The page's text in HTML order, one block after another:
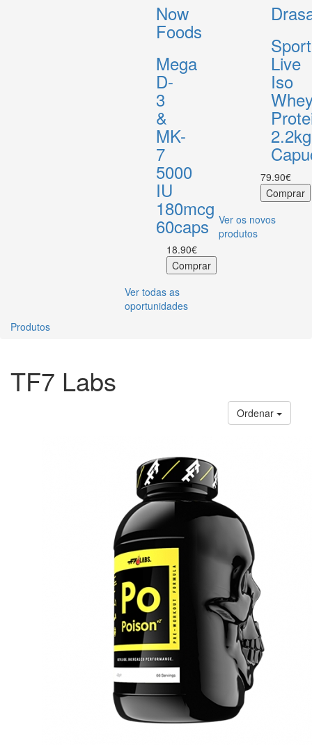
Now
Foods
Mega
D-
3
&
MK-
7
5000
IU
180mcg
60caps
18.90€
Ver todas as
oportunidades
Sport
Live
Iso
2.2kg
79.90€
Ver os novos
produtos
Produtos
TF7 Labs
Ordenar